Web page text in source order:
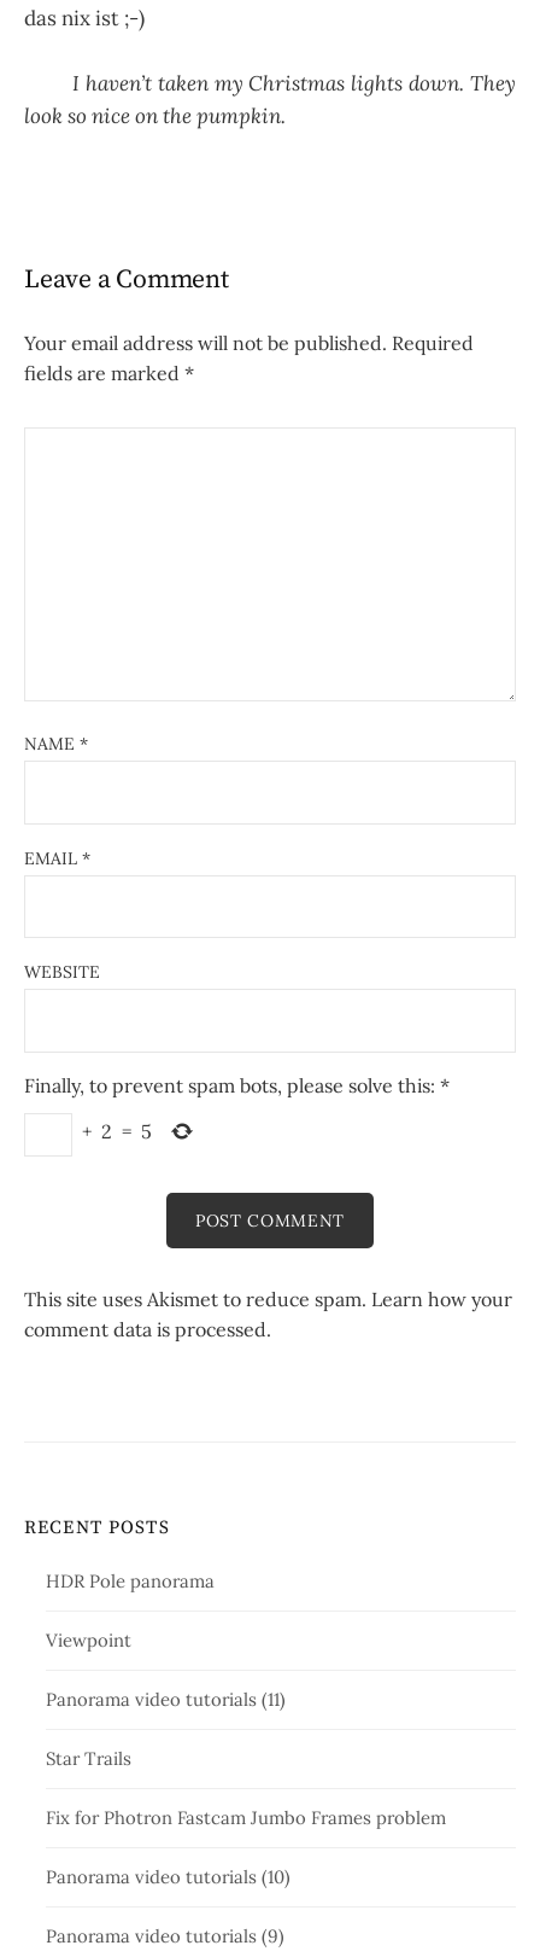
das nix ist ;-)
I haven’t taken my Christmas lights down. They
look so nice on the pumpkin.
Leave a Comment
Your email address will not be published. Required
fields are marked *
NAME *
EMAIL *
WEBSITE
Finally, to prevent spam bots, please solve this: *
+ 2 = 5
This site uses Akismet to reduce spam. Learn how your
comment data is processed.
RECENT POSTS
HDR Pole panorama
Viewpoint
Panorama video tutorials (11)
Star Trails
Fix for Photron Fastcam Jumbo Frames problem
Panorama video tutorials (10)
Panorama video tutorials (9)